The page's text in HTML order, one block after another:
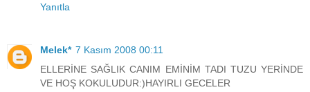
Yanıtla
Melek* 7 Kasım 2008 00:11
ELLERİNE SAĞLIK CANIM EMİNİM TADI TUZU YERİNDE
VE HOŞ KOKULUDUR:)HAYIRLI GECELER